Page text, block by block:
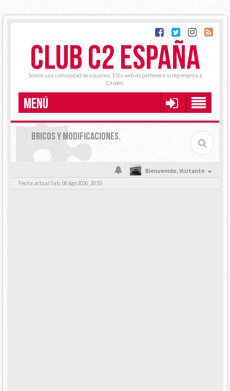
CLUB C2 ESPAÑA
Somos una comunidad de usuarios. Esta web no pertenece ni representa a
Citroën.
MENÚ
BRICOS Y MODIFICACIONES.
Bienvenido,Visitante
Fecha actual Sab, 08 Ago 2026, 20:55